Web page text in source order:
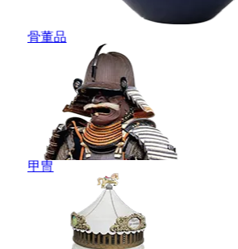
骨董品
甲冑